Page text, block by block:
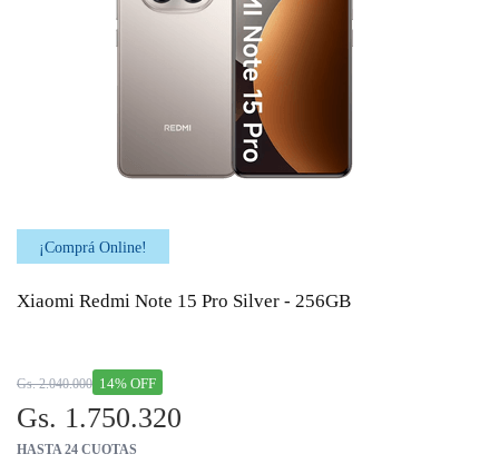
¡Comprá Online!
Xiaomi Redmi Note 15 Pro Silver - 256GB
14% OFF
Gs. 2.040.000
Gs. 1.750.320
HASTA 24 CUOTAS